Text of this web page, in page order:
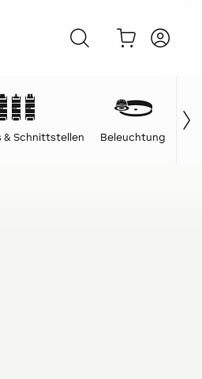
& Schnittstellen Beleuchtung